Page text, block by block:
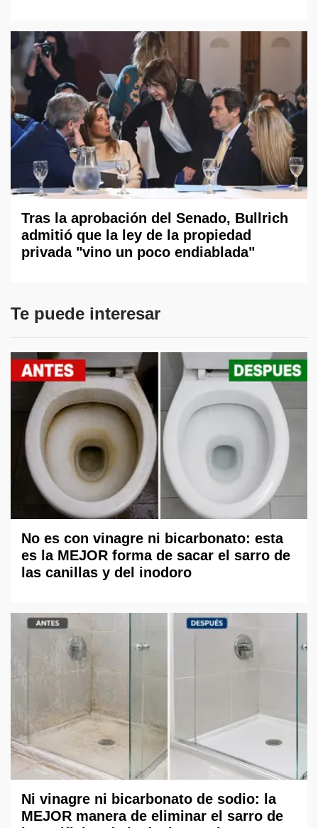
Tras la aprobación del Senado, Bullrich
admitió que la ley de la propiedad
privada "vino un poco endiablada"
Te puede interesar
No es con vinagre ni bicarbonato: esta
es la MEJOR forma de sacar el sarro de
las canillas y del inodoro
Ni vinagre ni bicarbonato de sodio: la
MEJOR manera de eliminar el sarro de